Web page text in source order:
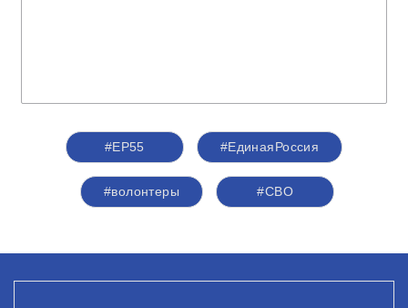
#ЕР55 #ЕдинаяРоссия
#волонтеры #СВО